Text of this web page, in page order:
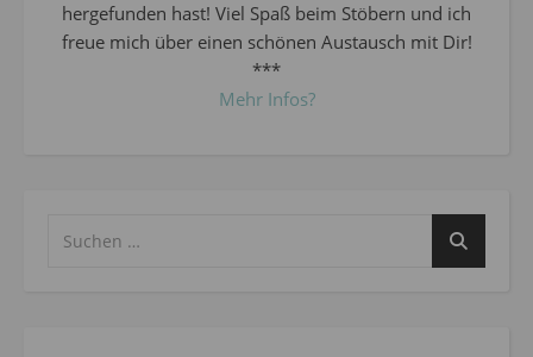
hergefunden hast! Viel Spaß beim Stöbern und ich
freue mich über einen schönen Austausch mit Dir!
***
Mehr Infos?